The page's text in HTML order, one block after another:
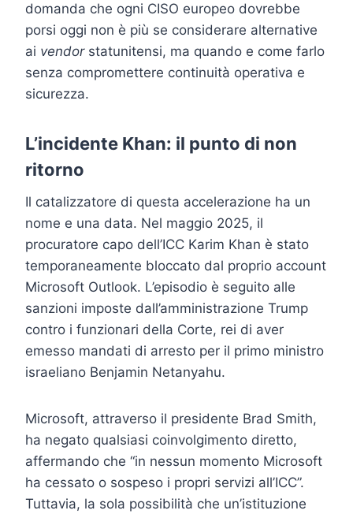
domanda che ogni CISO europeo dovrebbe
porsi oggi non è più se considerare alternative
ai vendorstatunitensi, ma quando e come farlo
senza compromettere continuità operativa e
sicurezza.
L’incidente Khan: il punto di non
ritorno
Il catalizzatore di questa accelerazione ha un
nome e una data. Nel maggio 2025, il
procuratore capo dell’ICC Karim Khan è stato
temporaneamente bloccato dal proprio account
Microsoft Outlook. L’episodio è seguito alle
sanzioni imposte dall’amministrazione Trump
contro i funzionari della Corte, rei di aver
emesso mandati di arresto per il primo ministro
israeliano Benjamin Netanyahu.
Microsoft, attraverso il presidente Brad Smith,
ha negato qualsiasi coinvolgimento diretto,
affermando che “in nessun momento Microsoft
ha cessato o sospeso i propri servizi all’ICC”.
Tuttavia, la sola possibilità che un’istituzione